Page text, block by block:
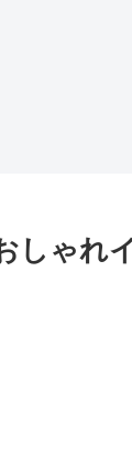
しゃれ